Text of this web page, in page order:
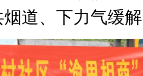
道、下力气缓解